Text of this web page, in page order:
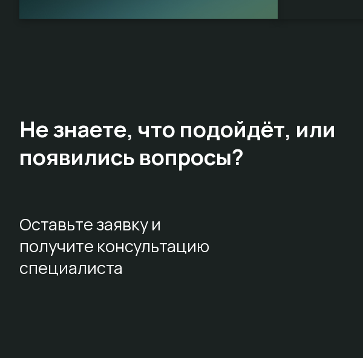
Оставьте заявку и
получите консультацию
специалиста
Не знаете, что подойдёт, или
появились вопросы?